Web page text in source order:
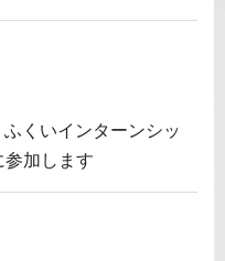
くいインターンシッ
参加します